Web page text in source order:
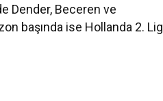
Dender, Beceren ve
başında ise Hollanda 2. Lig